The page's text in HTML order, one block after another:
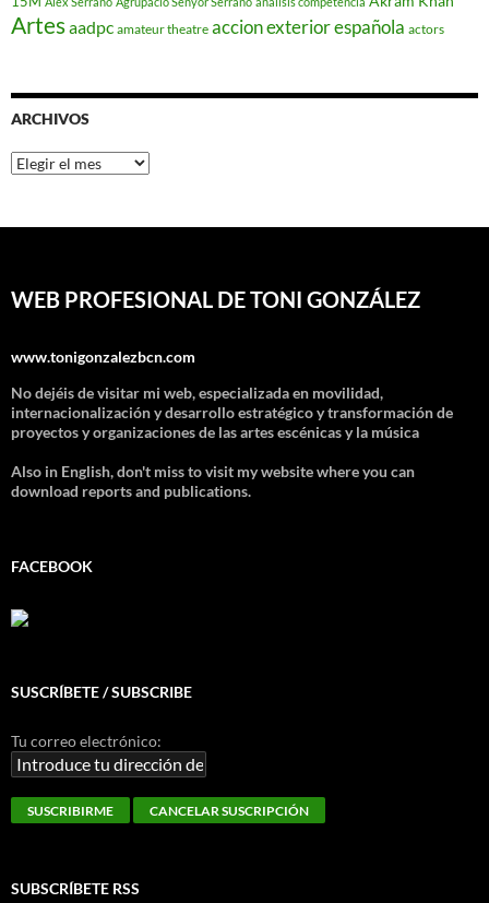
Artesaadpc amateur theatre accion exterior española actors
ARCHIVOS
Archivos
WEB PROFESIONAL DE TONI GONZÁLEZ
www.tonigonzalezbcn.com
No dejéis de visitar mi web, especializada en movilidad,
internacionalización y desarrollo estratégico y transformación de
proyectos y organizaciones de las artes escénicas y la música
Also in English, don't miss to visit my website where you can
download reports and publications.
FACEBOOK
SUSCRÍBETE / SUBSCRIBE
Tu correo electrónico:
SUBSCRÍBETE RSS